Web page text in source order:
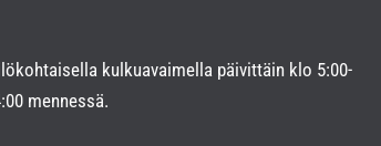
kulkuavaimella päivittäin klo 5:00-
mennessä.